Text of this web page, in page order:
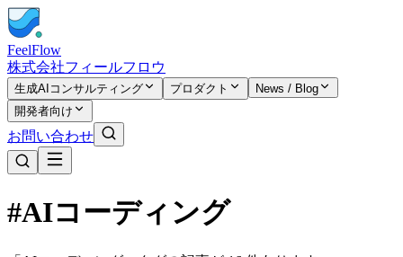
FeelFlow
株式会社フィールフロウ
生成AIコンサルティング プロダクト
News / Blog
開発者向け
お問い合わせ
#AIコーディング